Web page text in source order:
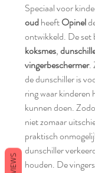
Speciaal voor
oudheeftOpinel
ontwikkeld. De set
koksmes,
vingerbeschermer.
de dunschiller is
ring waar kinderen
kunnen doen.
niet zomaar
praktisch
dunschiller
houden. De